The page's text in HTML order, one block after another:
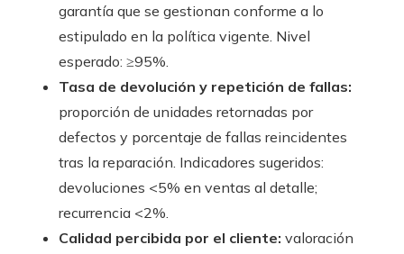
garantía que se gestionan conforme a lo
estipulado en la política vigente. Nivel
esperado: ≥95%.
Tasa de devolución y repetición de fallas:
proporción de unidades retornadas por
defectos y porcentaje de fallas reincidentes
tras la reparación. Indicadores sugeridos:
devoluciones <5% en ventas al detalle;
recurrencia <2%.
Calidad percibida por el cliente: valoración